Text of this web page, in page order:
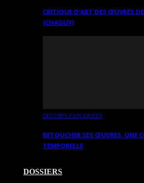
CRITIQUE D’ART DES ŒUVRES
(CHAGUY)
OEUVRES EXPLIQUÉES
RETOUCHER SES ŒUVRES. UNE
TEMPORELLE
DOSSIERS